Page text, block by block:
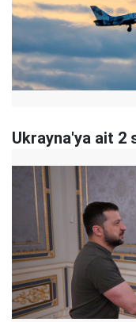
Ukrayna'ya ait 2